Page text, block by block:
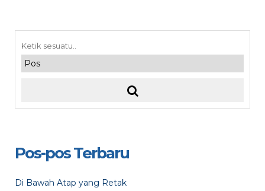
Pos-pos Terbaru
Di Bawah Atap yang Retak